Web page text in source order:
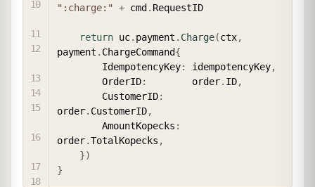
":charge:" + cmd . RequestID
return uc. payment . Charge(ctx,
payment . ChargeCommand{
        IdempotencyKey
: idempotencyKey,
        OrderID
:
        order
. ID,
        CustomerID
:
order. CustomerID,
        AmountKopecks
:
order.TotalKopecks ,
})
}